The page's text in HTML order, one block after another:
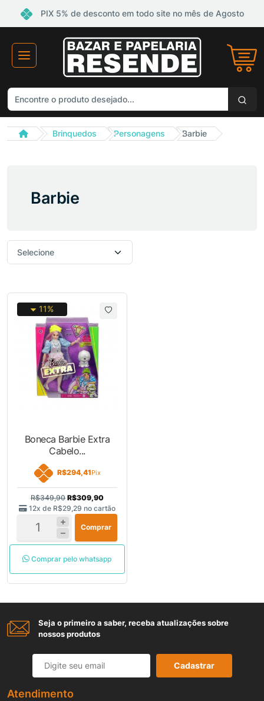
PIX 5% de desconto em todo site no mês de Agosto
Brinquedos Personagens Barbie
Barbie
11%
Boneca Barbie Extra
Cabelo...
R$294,41Pix
R$349,90 R$309,90
12x de R$29,29 no cartão
Comprar
Comprar pelo whatsapp
Seja o primeiro a saber, receba atualizações sobre
nossos produtos
Cadastrar
Atendimento